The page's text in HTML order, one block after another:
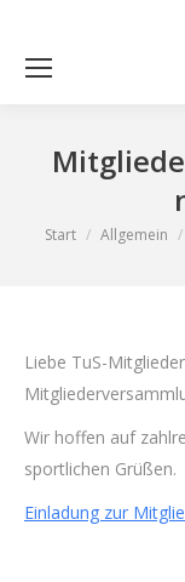
Sie befinden sich
Start Allgemein
Liebe TuS-
Wir hoffen auf
sportlichen Grüßen.
Einladung zur